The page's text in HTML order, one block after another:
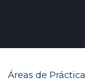
Áreas de Práctica